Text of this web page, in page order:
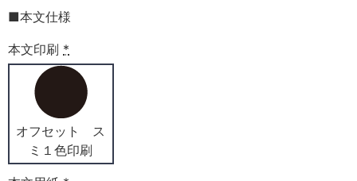
■本文仕様
本文印刷 *
オフセット ス
ミ１色印刷